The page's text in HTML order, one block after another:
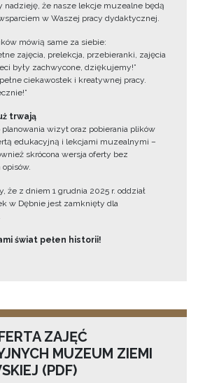
nadzieję, że nasze lekcje muzealne będą
w Waszej pracy dydaktycznej.
mówią same za siebie:
zajęcia, prelekcja, przebieranki, zajęcia
były zachwycone, dziękujemy!”
ciekawostek i kreatywnej pracy.
trwają
wizyt oraz pobierania plików
edukacyjną i lekcjami muzealnymi –
skrócona wersja oferty bez
opisów.
że z dniem 1 grudnia 2025 r. oddział
w Dębnie jest zamknięty dla
świat pełen historii!
ZAJĘĆ
MUZEUM ZIEMI
(PDF)